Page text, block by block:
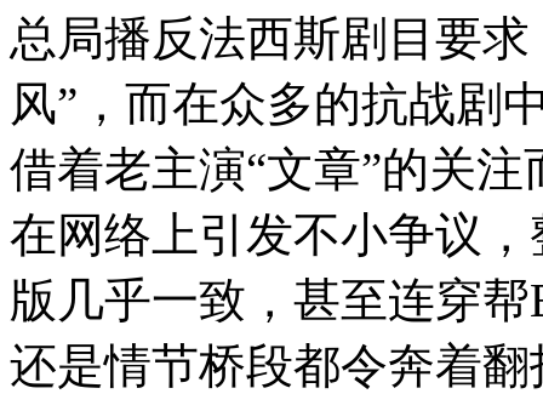
总局播反法西斯剧目要
风”，而在众多的抗战剧
借着老主演“文章”的关
在网络上引发不小争议
版几乎一致，甚至连穿
还是情节桥段都令奔着